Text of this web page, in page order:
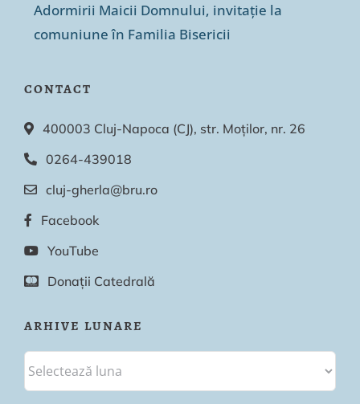
Adormirii Maicii Domnului, invitație la
comuniune în Familia Bisericii
CONTACT
400003 Cluj-Napoca (CJ), str. Moților, nr. 26
0264-439018
cluj-gherla@bru.ro
Facebook
YouTube
Donații Catedrală
ARHIVE LUNARE